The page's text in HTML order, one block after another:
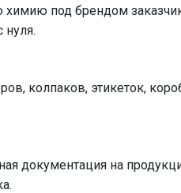
под брендом
нуля.
колпаков, этикеток,
документация на